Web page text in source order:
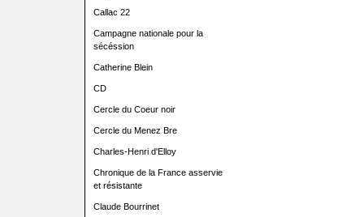
Callac 22
Campagne nationale pour la
sécéssion
Catherine Blein
CD
Cercle du Coeur noir
Cercle du Menez Bre
Charles-Henri d'Elloy
Chronique de la France asservie
et résistante
Claude Bourrinet